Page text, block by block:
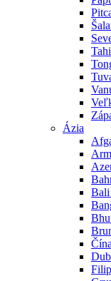
Ázia
Čína